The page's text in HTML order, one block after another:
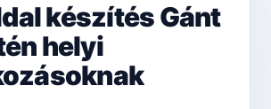
készítés Gánt
helyi